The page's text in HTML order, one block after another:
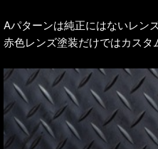
Aパターンは純正にはないレン
赤色レンズ塗装だけではカスタ